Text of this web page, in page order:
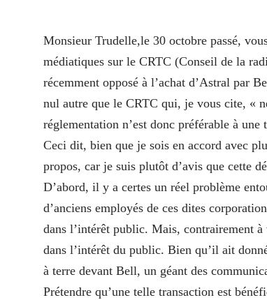
Monsieur Trudelle,le 30 octobre passé,
médiatiques sur le CRTC (Conseil de la
récemment opposé à l’achat d’Astral par
nul autre que le CRTC qui, je vous cite, «
réglementation n’est donc préférable à
Ceci dit, bien que je sois en accord avec
propos, car je suis plutôt d’avis que cette
D’abord, il y a certes un réel problème
d’anciens employés de ces dites
dans l’intérêt public. Mais, contrairement
dans l’intérêt du public. Bien qu’il ait
à terre devant Bell, un géant des
Prétendre qu’une telle transaction est